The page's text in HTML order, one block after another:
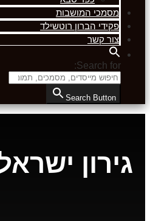
מסמכי המושבות
פקידי הברון רוטשילד
צור קשר
Search for:
Search Button
גירון